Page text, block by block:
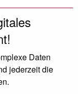
▶︎
Daten
jederzeit die